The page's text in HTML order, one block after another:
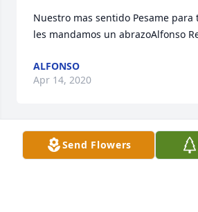
Nuestro mas sentido Pesame para
les mandamos un abrazoAlfonso
ALFONSO
Apr 14, 2020
Send Flowers